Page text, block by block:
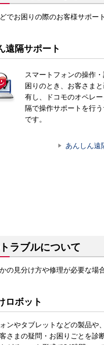
でお困りの際のお客様サポー
遠隔サポート
スマートフォンの操作
困りのとき、お客さま
有し、ドコモのオペレ
隔で操作サポートを行
です。
あんしん遠
ラブルについて
の見分け方や修理が必要な場
ロボット
ンやタブレットなどの製品や
さまの疑問・お困りごとを診